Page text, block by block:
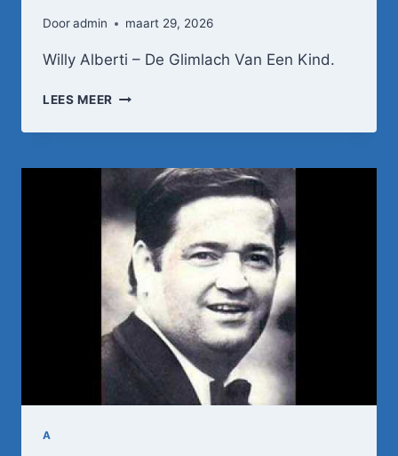
Dooradmin maart 29, 2026
Willy Alberti – De Glimlach Van Een Kind.
LEES MEER WILLY
–
GLIMLACH
KIND
A